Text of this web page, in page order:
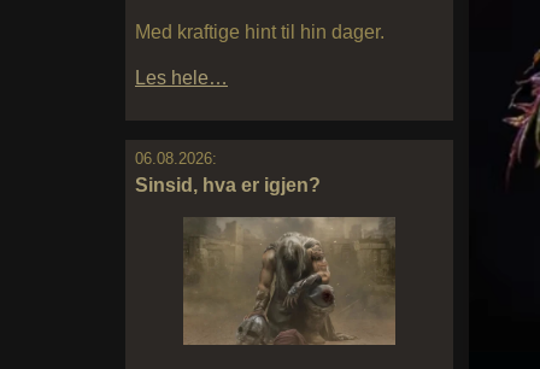
Med kraftige hint til hin dager.
Les hele…
06.08.2026:
Sinsid, hva er igjen?